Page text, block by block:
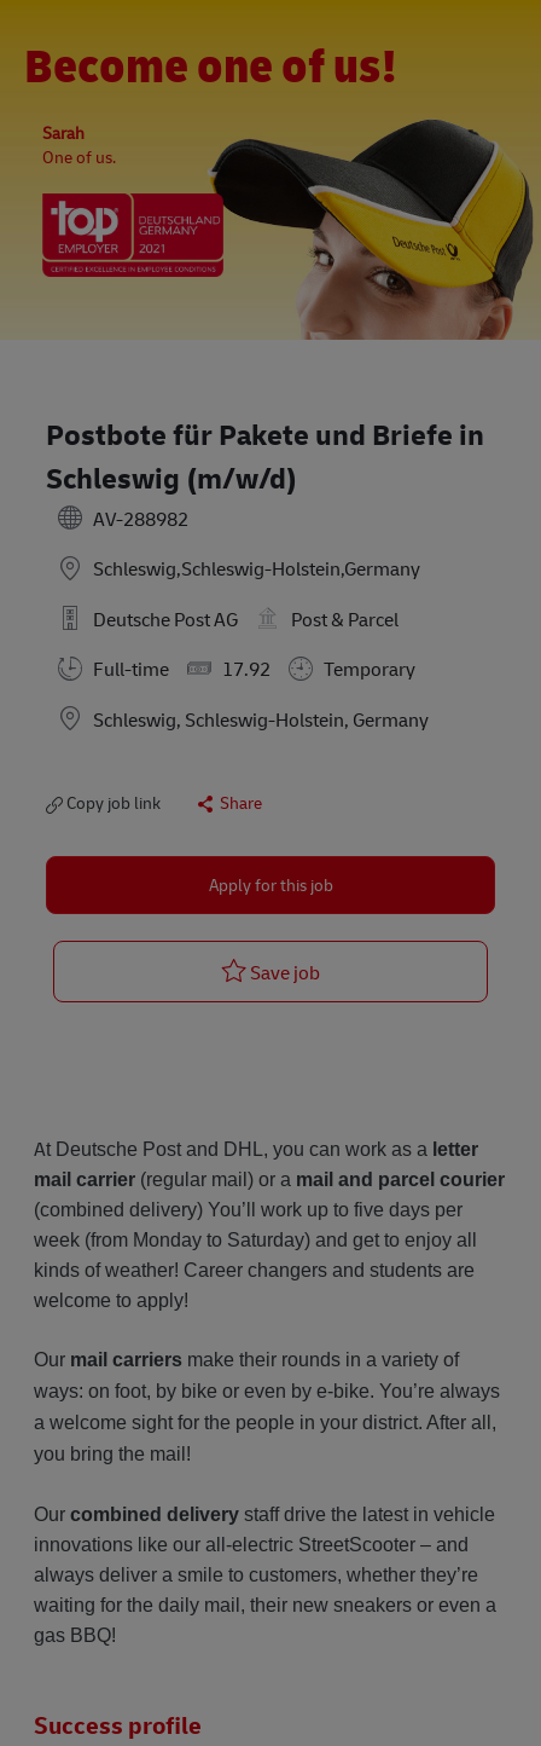
Become one of us!
Sarah
One of us.
Postbote für Pakete und Briefe in
Schleswig (m/w/d)
AV-288982
Schleswig,Schleswig-Holstein,Germany
Deutsche Post AG
Post & Parcel
Full-time
17.92
Temporary
Location
Schleswig, Schleswig-Holstein, Germany
Copy job link Share
Apply for this job
Save jobPostbote für Pakete und
At Deutsche Post and DHL, you can work as a letter
mail carrier (regular mail) or a mail and parcel courier
(combined delivery) You’ll work up to five days per
week (from Monday to Saturday) and get to enjoy all
kinds of weather! Career changers and students are
welcome to apply!
Our mail carriers make their rounds in a variety of
ways: on foot, by bike or even by e-bike. You’re always
a welcome sight for the people in your district. After all,
you bring the mail!
Our combined delivery staff drive the latest in vehicle
innovations like our all-electric StreetScooter – and
always deliver a smile to customers, whether they’re
waiting for the daily mail, their new sneakers or even a
gas BBQ!
Success profile